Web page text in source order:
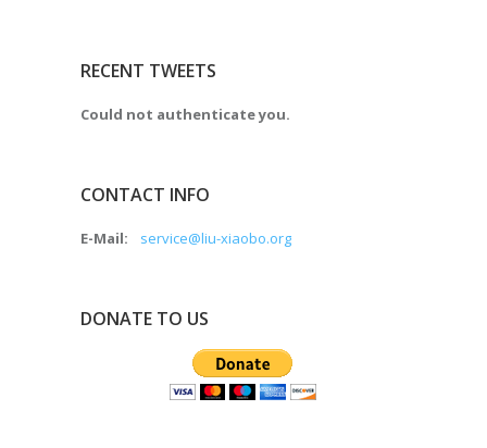
RECENT TWEETS
Could not authenticate you.
CONTACT INFO
E-Mail: service@liu-xiaobo.org
DONATE TO US